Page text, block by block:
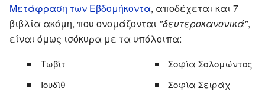
Μετάφραση των Εβδομήκοντα, αποδέχεται και 7
βιβλία ακόμη, που ονομάζονται "δευτεροκανονικά",
είναι όμως ισόκυρα με τα υπόλοιπα:
Τωβίτ
Ιουδίθ
Σοφία Σολομώντος
Σοφία Σειράχ